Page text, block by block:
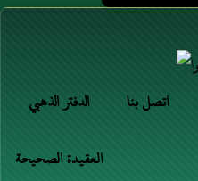
الدفتر الذهبي اتصل بنا
العقيدة الصحيحة